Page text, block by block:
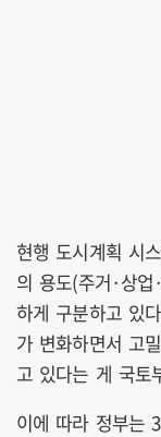
현행 도시계획 시
의 용도(주거·상
하게 구분하고 있
가 변화하면서 고
고 있다는 게 국토
이에 따라 정부는